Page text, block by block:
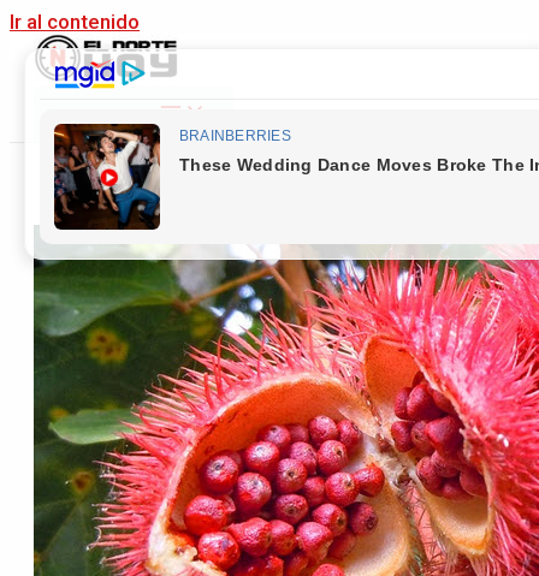
Ir al contenido
Main Menu